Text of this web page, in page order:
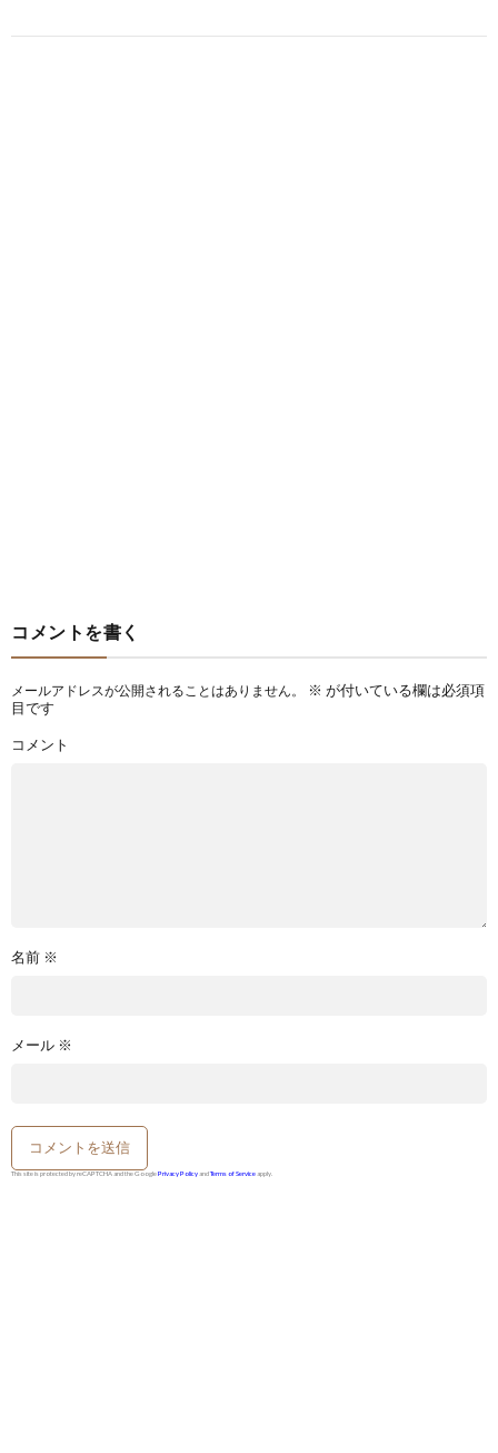
コメントを書く
メールアドレスが公開されることはありません。 ※ が付いている欄は必須項
目です
コメント
名前 ※
メール ※
This site is protected by reCAPTCHA and the GooglePrivacy Policy andTerms of Service apply.